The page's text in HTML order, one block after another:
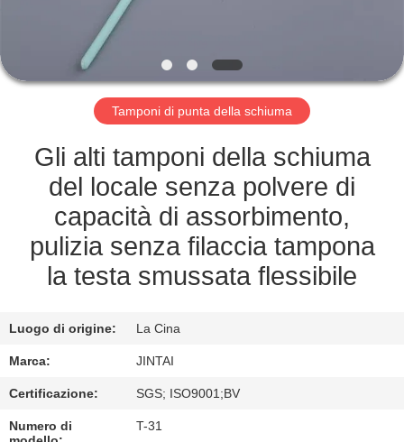
FABBRICA
CONTROLLO
DELLA
QUALITÀ
CONTATTACI
NOTIZIE
CASI
CHIEDI UN
Tamponi di punta della schiuma
Gli alti tamponi della schiuma
del locale senza polvere di
capacità di assorbimento,
pulizia senza filaccia tampona
la testa smussata flessibile
Luogo di origine: La Cina
Marca: JINTAI
Certificazione: SGS; ISO9001;BV
Numero di
T-31